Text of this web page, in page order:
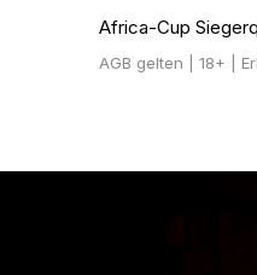
Africa-Cup
AGB gelten | 18+ |